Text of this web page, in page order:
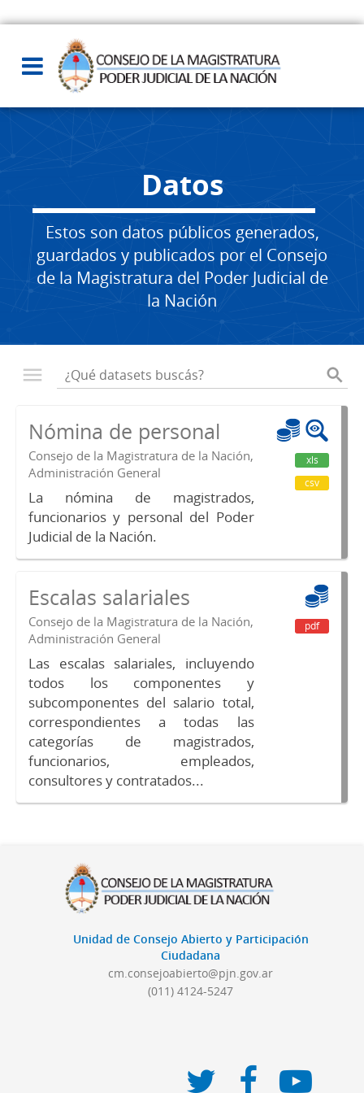
Datos
Estos son datos públicos generados,
guardados y publicados por el Consejo
de la Magistratura del Poder Judicial de
la Nación
Nómina de personal
Consejo de la Magistratura de la Nación,
Administración General
La nómina de magistrados,
funcionarios y personal del Poder
Judicial de la Nación.
xls
csv
Escalas salariales
Consejo de la Magistratura de la Nación,
Administración General
Las escalas salariales, incluyendo
todos los componentes y
subcomponentes del salario total,
correspondientes a todas las
categorías de magistrados,
funcionarios, empleados,
consultores y contratados...
pdf
Unidad de Consejo Abierto y Participación
Ciudadana
cm.consejoabierto@pjn.gov.ar
(011) 4124-5247